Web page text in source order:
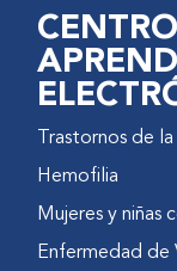
Trastornos de
Hemofilia
Mujeres y niñas
Enfermedad de